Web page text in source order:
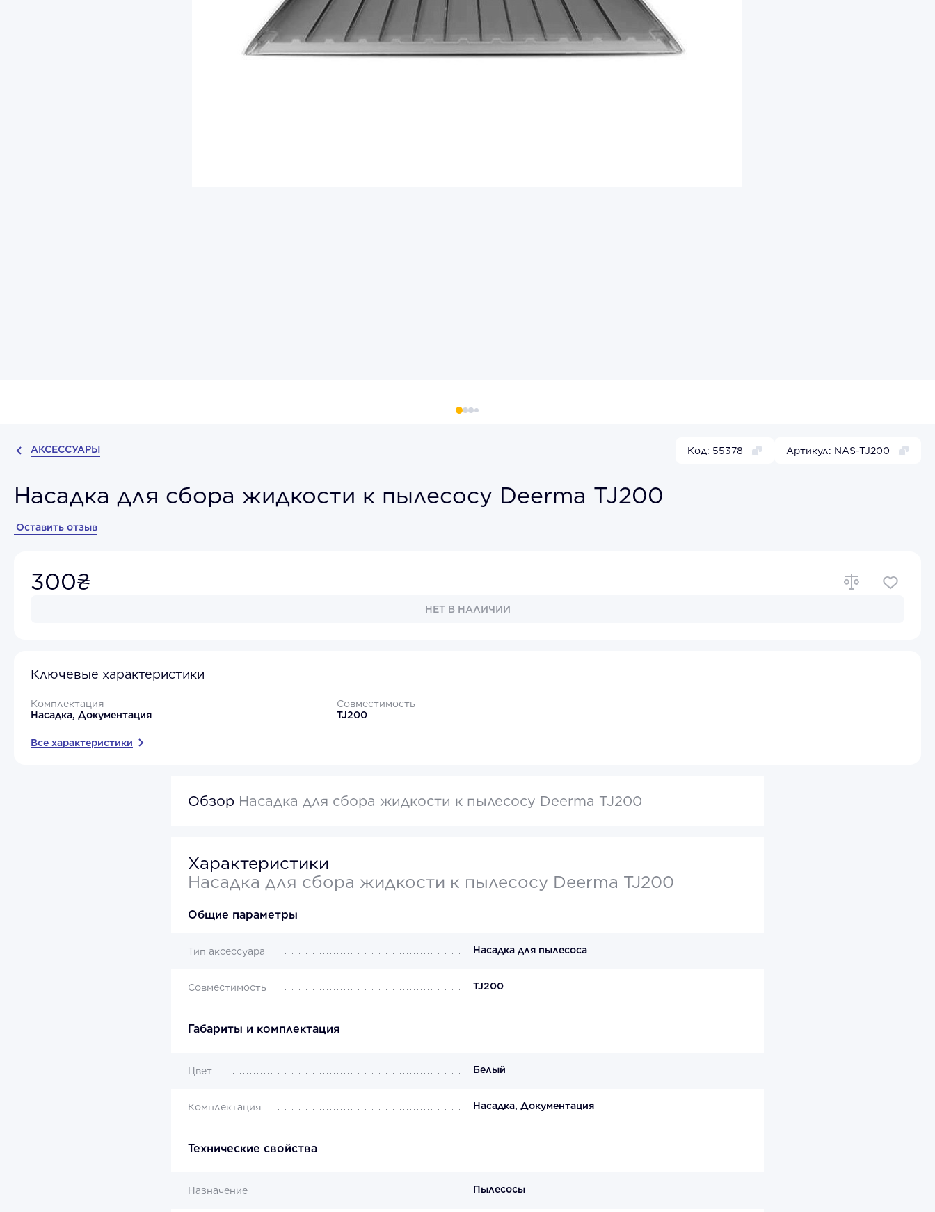
АКСЕССУАРЫ Код: 55378 Артикул: NAS-TJ200
Насадка для сбора жидкости к пылесосу Deerma TJ200
Оставить отзыв
300₴
НЕТ В НАЛИЧИИ
Ключевые характеристики
Комплектация
Насадка, Документация
Совместимость
TJ200
Все характеристики
Обзор Насадка для сбора жидкости к пылесосу Deerma TJ200
Характеристики
Насадка для сбора жидкости к пылесосу Deerma TJ200
Общие параметры
Тип аксессуара Насадка для пылесоса
Совместимость TJ200
Габариты и комплектация
Цвет Белый
Комплектация Насадка, Документация
Технические свойства
Назначение Пылесосы